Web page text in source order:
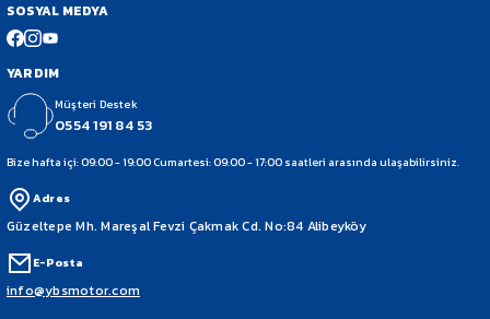
SOSYAL MEDYA
YARDIM
Müşteri Destek
0554 191 84 53
Bize hafta içi: 09:00 - 19:00 Cumartesi: 09:00 - 17:00 saatleri arasında ulaşabilirsiniz.
Adres
Güzeltepe Mh. Mareşal Fevzi Çakmak Cd. No:84 Alibeyköy
E-Posta
info@ybsmotor.com